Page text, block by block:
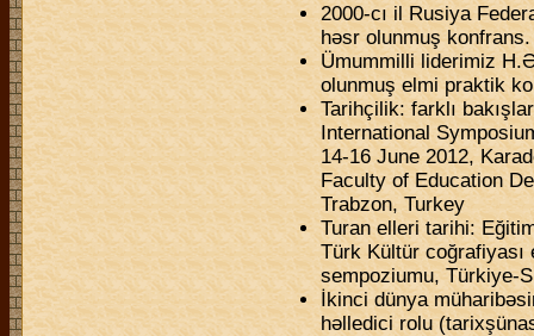
2000-cı il Rusiya
həsr olunmuş konfrans.
Ümummilli liderimiz
olunmuş elmi praktik
Tarihçilik: farklı
International
14-16 June 2012,
Faculty of Education
Trabzon, Turkey
Turan elleri tarihi:
Тürk Kültür coğrafiyası
sempoziumu, Тürkiye-
İkinci dünya
həlledici rolu